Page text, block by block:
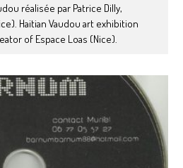
réalisée par Patrice Dilly,
Haitian Vaudou art exhibition
of Espace Loas (Nice).